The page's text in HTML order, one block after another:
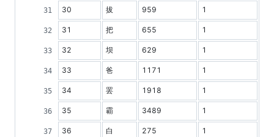
30 拔 959 1
31 把 655 1
32 坝 629 1
33 爸 1171 1
34 罢 1918 1
35 霸 3489 1
36 白 275 1